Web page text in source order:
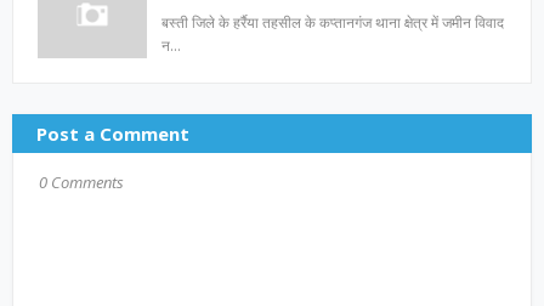
बस्ती जिले के हर्रैया तहसील के कप्तानगंज थाना क्षेत्र में जमीन विवाद
न…
Post a Comment
0 Comments